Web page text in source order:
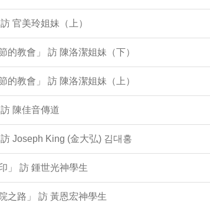
官美玲姐妹（上）
教會」 訪 陳洛潔姐妹（下）
教會」 訪 陳洛潔姐妹（上）
陳佳音傳道
Joseph King (金大弘) 김대홍
」 訪 鍾世光神學生
之路」 訪 黃恩宏神學生